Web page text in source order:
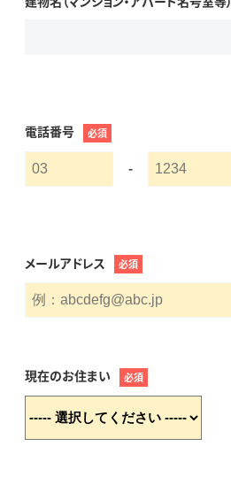
電話番号 必須
-
メールアドレス 必須
現在のお住まい 必須